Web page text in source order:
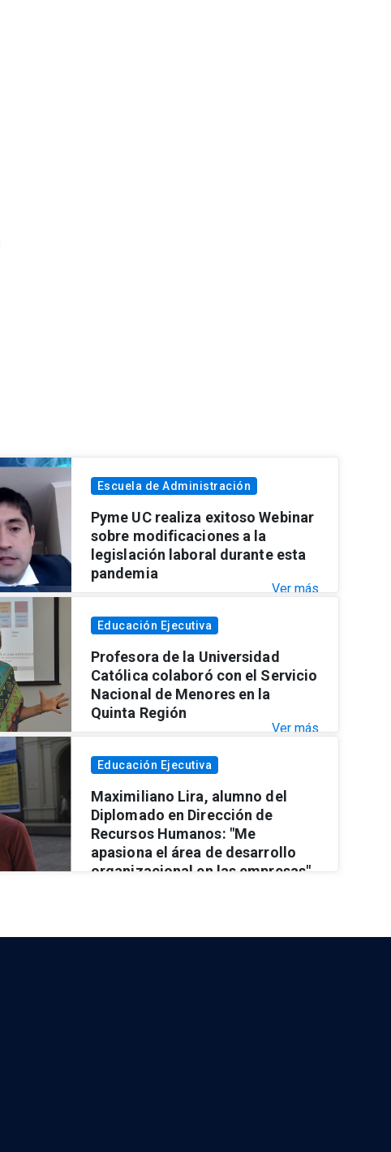
Escuela de Administración
Pyme UC realiza exitoso Webinar
sobre modificaciones a la
legislación laboral durante esta
pandemia
Ver más
Educación Ejecutiva
Profesora de la Universidad
Católica colaboró con el Servicio
Nacional de Menores en la
Quinta Región
Ver más
Educación Ejecutiva
Maximiliano Lira, alumno del
Diplomado en Dirección de
Recursos Humanos: "Me
apasiona el área de desarrollo
organizacional en las empresas"